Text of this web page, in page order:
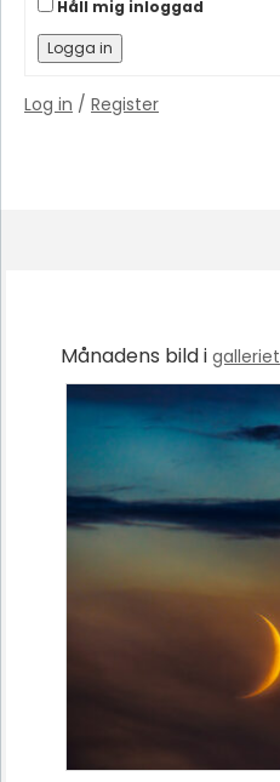
Håll mig inloggad
Logga in
Log in / Register
Månadens bild i galleriet